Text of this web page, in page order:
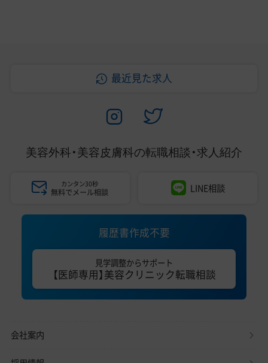
最近見た求人
美容外科・美容皮膚科の転職相談・求人紹介
カンタン30秒
無料でメール相談 LINE相談
履歴書作成不要
見学調整からサポート
【医師専用】美容クリニック転職相談
会社案内